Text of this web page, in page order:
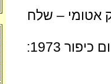
אטומי – שלח
מלאכי שמים עצרו את המצרים במלחמת יום כיפור 1973: